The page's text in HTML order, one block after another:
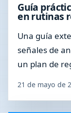
Guía
en rutinas
Una guía
señales de
un plan de
21 de mayo de